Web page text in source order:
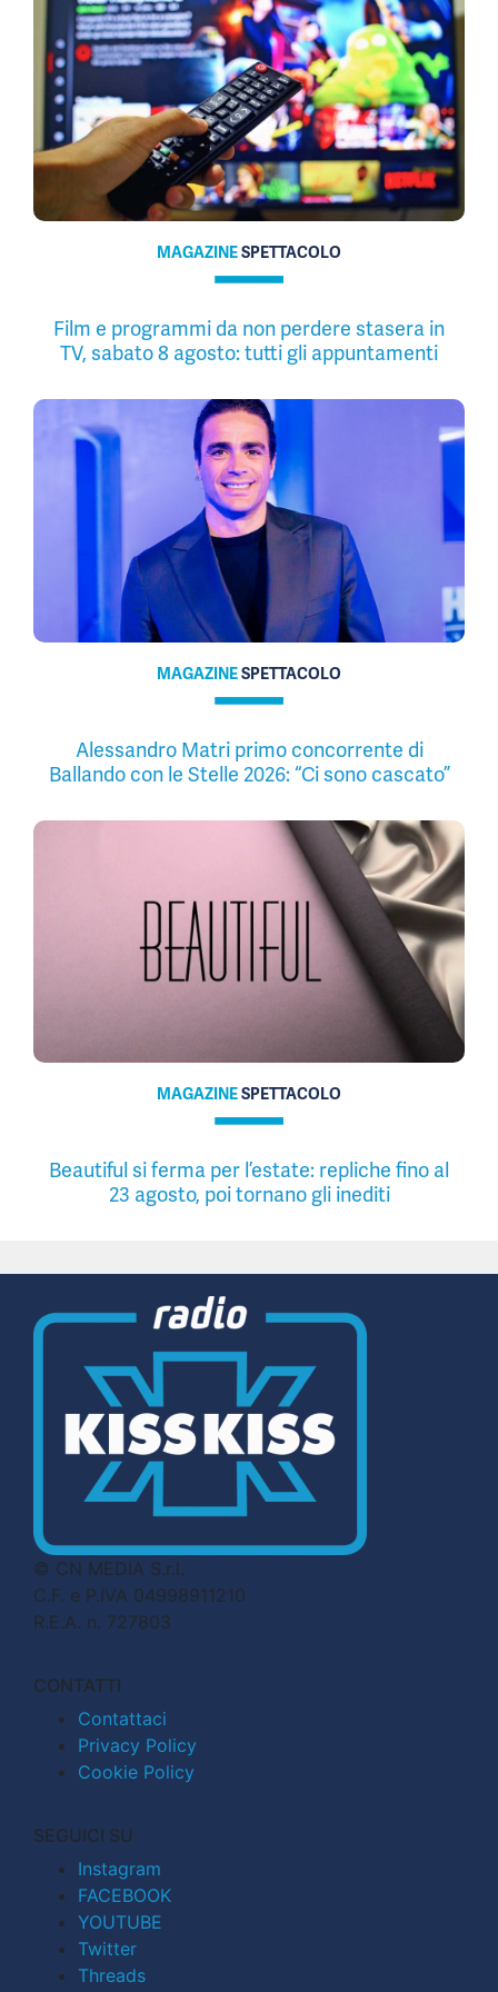
MAGAZINESPETTACOLO
Film e programmi da non perdere stasera in
TV, sabato 8 agosto: tutti gli appuntamenti
MAGAZINESPETTACOLO
Alessandro Matri primo concorrente di
Ballando con le Stelle 2026: “Ci sono cascato”
MAGAZINESPETTACOLO
Beautiful si ferma per l’estate: repliche fino al
23 agosto, poi tornano gli inediti
© CN MEDIA S.r.l.
C.F. e P.IVA 04998911210
R.E.A. n. 727803
CONTATTI
Contattaci
Privacy Policy
Cookie Policy
SEGUICI SU
Instagram
FACEBOOK
YOUTUBE
Twitter
Threads